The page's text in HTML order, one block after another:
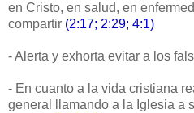
en Cristo, en salud, en
compartir (2:17; 2:29; 4:1)
- Alerta y exhorta evitar a los
- En cuanto a la vida cristiana
general llamando a la Iglesia a